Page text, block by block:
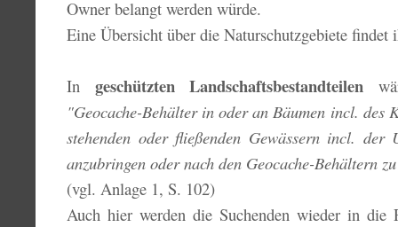
Owner belangt werden würde.
Eine Übersicht über die Naturschutzgebiete
In geschützten Landschaftsbestandteilen
"Geocache-Behälter in oder an Bäumen incl. des
stehenden oder fließenden Gewässern incl. der
anzubringen oder nach den Geocache-Behältern
(vgl. Anlage 1, S. 102)
Auch hier werden die Suchenden wieder in die